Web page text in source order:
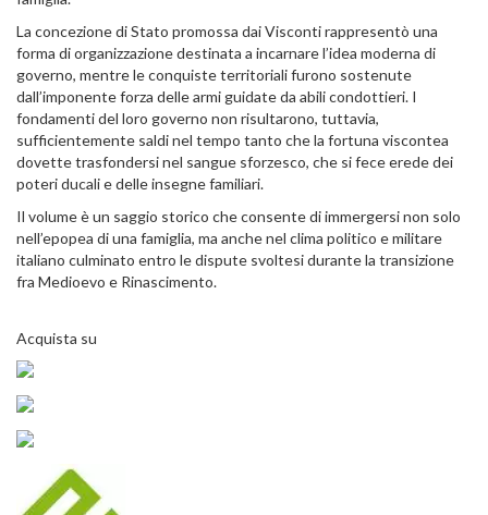
La concezione di Stato promossa dai Visconti rappresentò una
forma di organizzazione destinata a incarnare l’idea moderna di
governo, mentre le conquiste territoriali furono sostenute
dall’imponente forza delle armi guidate da abili condottieri. I
fondamenti del loro governo non risultarono, tuttavia,
sufficientemente saldi nel tempo tanto che la fortuna viscontea
dovette trasfondersi nel sangue sforzesco, che si fece erede dei
poteri ducali e delle insegne familiari.
Il volume è un saggio storico che consente di immergersi non solo
nell’epopea di una famiglia, ma anche nel clima politico e militare
italiano culminato entro le dispute svoltesi durante la transizione
fra Medioevo e Rinascimento.
Acquista su